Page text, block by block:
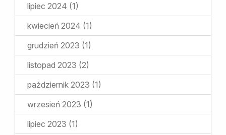
lipiec 2024 (1)
kwiecień 2024 (1)
grudzień 2023 (1)
listopad 2023 (2)
październik 2023 (1)
wrzesień 2023 (1)
lipiec 2023 (1)